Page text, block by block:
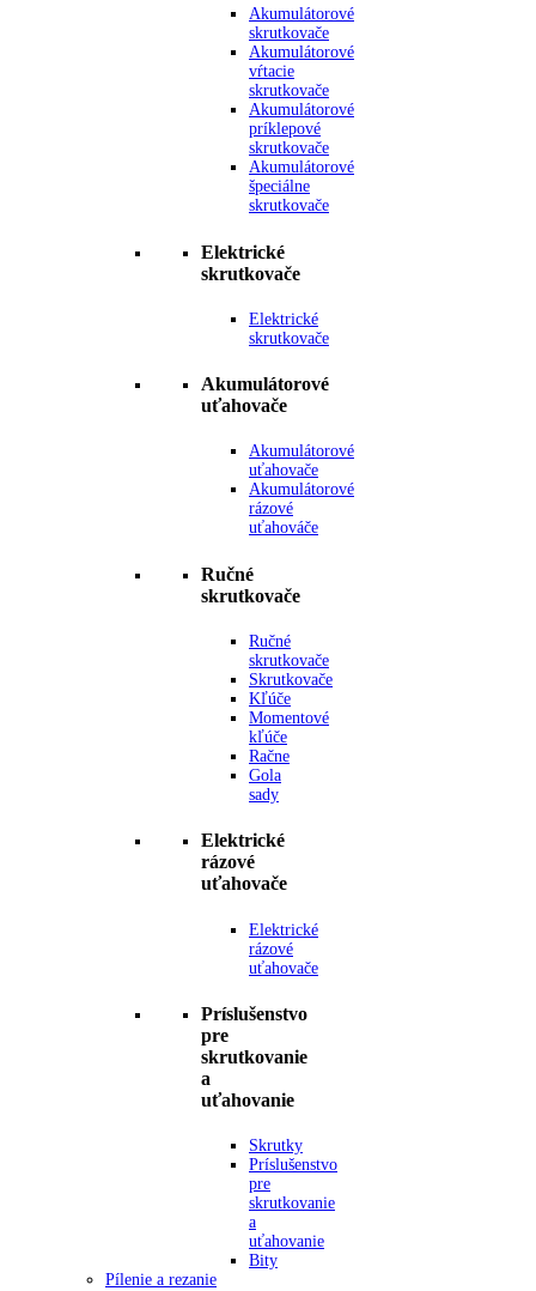
Akumulátorové
skrutkovače
Akumulátorové
vŕtacie
skrutkovače
Akumulátorové
príklepové
skrutkovače
Akumulátorové
špeciálne
skrutkovače
Elektrické
skrutkovače
Elektrické
skrutkovače
Akumulátorové
uťahovače
Akumulátorové
uťahovače
Akumulátorové
rázové
uťahováče
Ručné
skrutkovače
Ručné
skrutkovače
Skrutkovače
Kľúče
Momentové
kľúče
Račne
Gola
sady
Elektrické
rázové
uťahovače
Elektrické
rázové
uťahovače
Príslušenstvo
pre
skrutkovanie
a
uťahovanie
Skrutky
Príslušenstvo
pre
skrutkovanie
a
uťahovanie
Bity
Pílenie a rezanie